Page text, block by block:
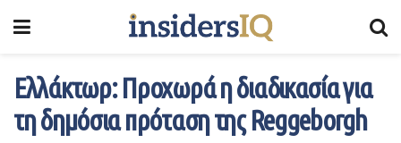
Ελλάκτωρ: Προχωρά η διαδικασία για
τη δημόσια πρόταση της Reggeborgh